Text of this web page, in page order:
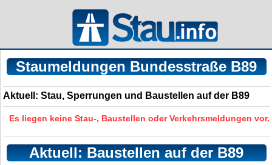
Staumeldungen Bundesstraße B89
Aktuell: Stau, Sperrungen und Baustellen auf der B89
Es liegen keine Stau-, Baustellen oder Verkehrsmeldungen vor.
Aktuell: Baustellen auf der B89